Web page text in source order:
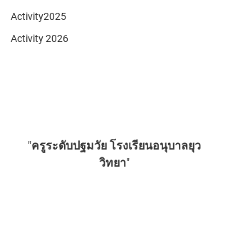
Activity2025
Activity 2026
"ครูระดับปฐมวัย โรงเรียนอนุบาลยุว
วิทยา"